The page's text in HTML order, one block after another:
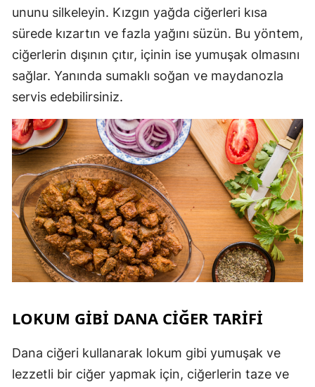
ununu silkeleyin. Kızgın yağda ciğerleri kısa
sürede kızartın ve fazla yağını süzün. Bu yöntem,
ciğerlerin dışının çıtır, içinin ise yumuşak olmasını
sağlar. Yanında sumaklı soğan ve maydanozla
servis edebilirsiniz.
LOKUM GIBI DANA CIĞER TARIFI
Dana ciğeri kullanarak lokum gibi yumuşak ve
lezzetli bir ciğer yapmak için, ciğerlerin taze ve